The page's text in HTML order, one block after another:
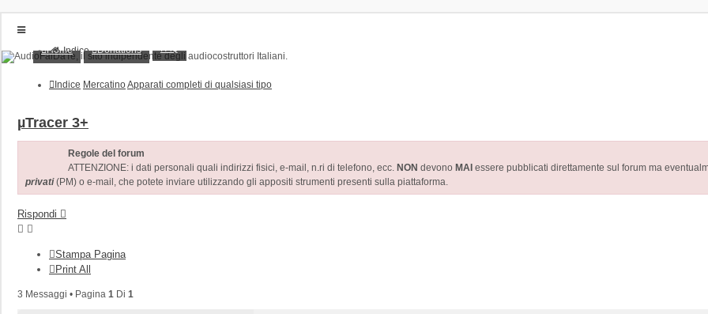
Indice
Home
FAQ
Home
Login
Iscriviti
Home Donations
Indice MercatinoApparati completi di qualsiasi tipo
µTracer 3+
Regole del forum
ATTENZIONE: i dati personali quali indirizzi fisici, e-mail, n.ri di telefono, ecc. NON devono MAI essere pubblicati direttamente sul forum ma
privati(PM) o e-mail, che potete inviare utilizzando gli appositi strumenti presenti sulla piattaforma.
Rispondi
Stampa Pagina
Print All
3 Messaggi • Pagina 1 Di 1